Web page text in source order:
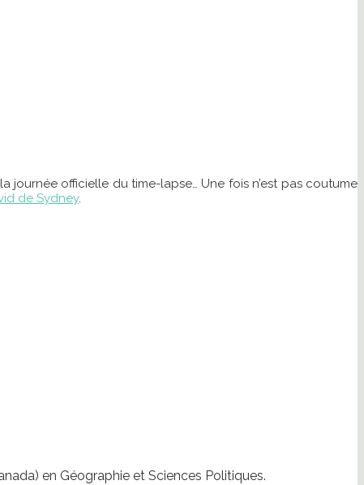
officielle du time-lapse… Une fois n’est pas coutume
de Sydney.
en Géographie et Sciences Politiques.